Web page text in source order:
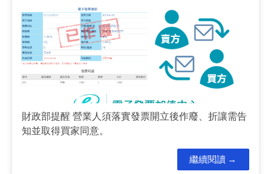
財政部提醒 營業人須落實發票開立後作廢、折讓需告
知並取得買家同意。
繼續閱讀